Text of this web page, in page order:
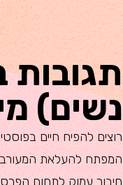
תגובות
נשים)
רוצים להפיח חיים
חיבור עמוק לתחום